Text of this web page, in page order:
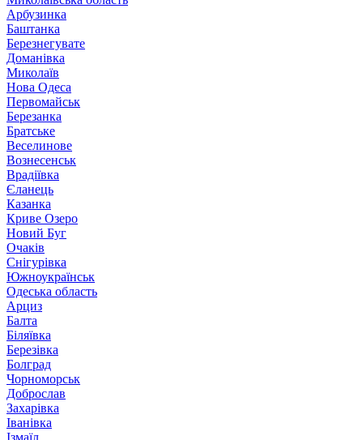
Арбузинка
Баштанка
Березнегувате
Доманівка
Миколаїв
Нова Одеса
Первомайськ
Березанка
Братське
Веселинове
Вознесенськ
Врадіївка
Єланець
Казанка
Криве Озеро
Новий Буг
Очаків
Снігурівка
Южноукраїнськ
Одеська область
Арциз
Балта
Біляївка
Березівка
Болград
Чорноморськ
Доброслав
Захарівка
Іванівка
Ізмаїл